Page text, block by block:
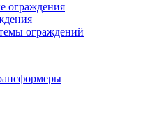
ограждения
ограждений